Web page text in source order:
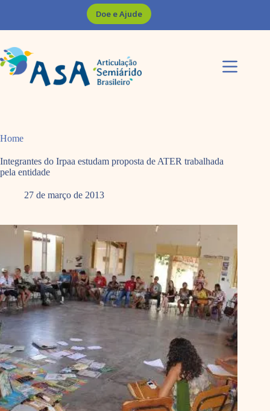
Doe e Ajude
Home
Integrantes do Irpaa estudam proposta de ATER trabalhada
pela entidade
27 de março de 2013